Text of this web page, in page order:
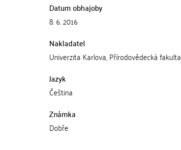
Datum obhajoby
8. 6. 2016
Nakladatel
Univerzita Karlova, Přírodovědecká fakulta
Jazyk
Čeština
Známka
Dobře